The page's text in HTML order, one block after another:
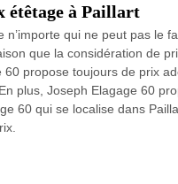
étêtage à Paillart
n’importe qui ne peut pas le
que la considération de
propose toujours de prix
plus, Joseph Elagage 60
60 qui se localise dans